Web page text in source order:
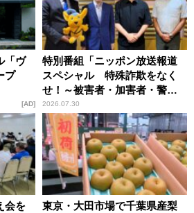
「ヴ
プ
AD
特別番組「ニッポン放送報道
スペシャル 特殊詐欺をなく
せ！～被害者・加害者・警視
庁が語るトクリュウの実態
～」放送
2026.07.30
会を
東京・大田市場で千葉県産梨